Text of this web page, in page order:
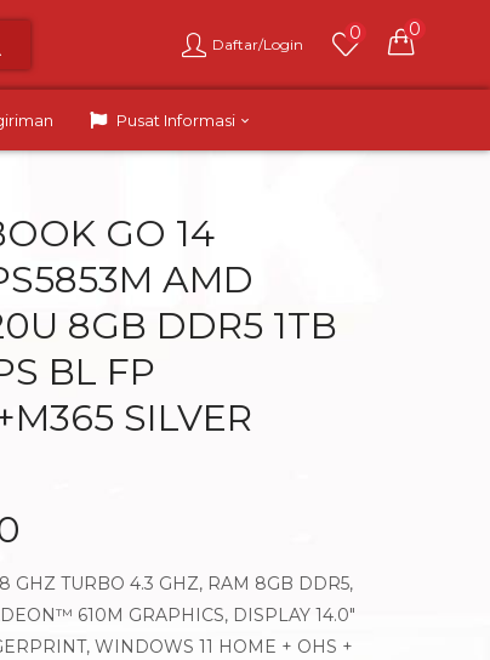
Daftar/Login
0 0
Pusat Informasi
GO 14
AMD
8GB DDR5 1TB
BL FP
SILVER
GHZ TURBO 4.3 GHZ, RAM 8GB DDR5,
610M GRAPHICS, DISPLAY 14.0″
WINDOWS 11 HOME + OHS +